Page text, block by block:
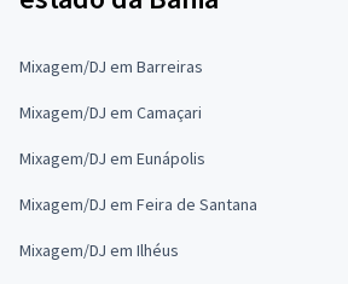
Mixagem/DJ em Barreiras
Mixagem/DJ em Camaçari
Mixagem/DJ em Eunápolis
Mixagem/DJ em Feira de Santana
Mixagem/DJ em Ilhéus